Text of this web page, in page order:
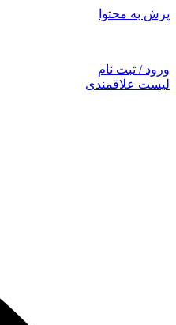
پرش به محتوا
ورود / ثبت نام
لیست علاقمندی